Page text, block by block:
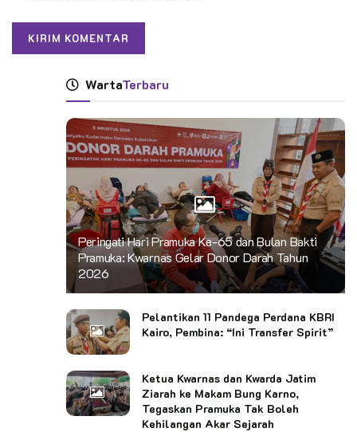
WartaTerbaru
Peringati Hari Pramuka Ke-65 dan Bulan Bakti
Pramuka: Kwarnas Gelar Donor Darah Tahun
2026
Pelantikan 11 Pandega Perdana KBRI
Kairo, Pembina: “Ini Transfer Spirit”
Ketua Kwarnas dan Kwarda Jatim
Ziarah ke Makam Bung Karno,
Tegaskan Pramuka Tak Boleh
Kehilangan Akar Sejarah